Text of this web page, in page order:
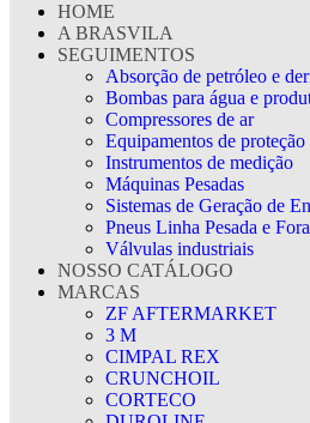
HOME
A BRASVILA
SEGUIMENTOS
Absorção de petróleo e
Bombas para água e
Compressores de ar
Equipamentos de
Instrumentos de medição
Máquinas Pesadas
Sistemas de Geração de
Pneus Linha Pesada e
Válvulas industriais
NOSSO CATÁLOGO
MARCAS
ZF AFTERMARKET
3 M
CIMPAL REX
CRUNCHOIL
CORTECO